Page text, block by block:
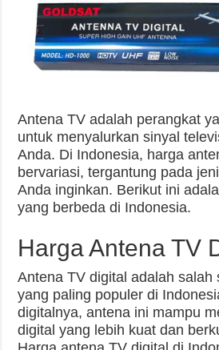
Antena TV adalah perangkat
untuk menyalurkan sinyal
Anda. Di Indonesia, harga
bervariasi, tergantung pada
Anda inginkan. Berikut ini
yang berbeda di Indonesia.
Harga Antena TV
Antena TV digital adalah salah
yang paling populer di
digitalnya, antena ini mampu
digital yang lebih kuat dan